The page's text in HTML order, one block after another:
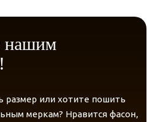
нашим
размер или хотите пошить
меркам? Нравится фасон,